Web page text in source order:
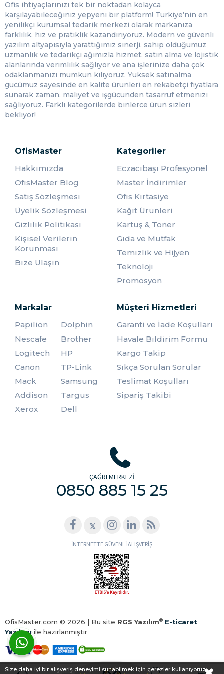
WhatsApp ile Hemen Ulaş!
uygun fiyatlarla OfisMaster.com'da sizi bekliyor!
Kahve keyfinizi zenginleştirmek için ihtiyaç
duyduğunuz bu kahve kremasını en uygun
fiyatlarla satın almak için doğru
yerdesiniz. OfisMaster.com'da bu kaliteli kahve
kremasını en uygun fiyatlarla bulabilir ve kahve
deneyiminizi daha da özel hale
getirebilirsiniz. OfisMaster.com'un kullanıcı dostu
arayüzü ve güvenli ödeme seçenekleri sayesinde
siparişinizi kolayca tamamlayabilirsiniz. Hızlı ve
güvenilir teslimat hizmetiyle Coffee Mate Kahve
Kreması'nı en kısa sürede kapınıza
Ofis ihtiyaçlarınızı tek bir noktadan kolayca
karşılayabileceğiniz yepyeni bir platform! Türkiye’nin en
yenilikçi kurumsal tedarik merkezi olarak markanıza
farklılık, hız ve pratiklik kazandırıyoruz. Modern ve güvenli
yazılım altyapısıyla yarattığımız sinerji, sahip olduğumuz
uzmanlık ve tedarikçi ağımızla hizmet, satın alma ve lojistik
alanlarında verimlilik sağlıyor ve ana işlerinize daha çok
odaklanmanızı mümkün kılıyoruz. Yüksek satınalma
gücümüz sayesinde en kalite ürünleri en rekabetçi fiyatlara
sunarak zaman, maliyet ve işgücünden tasarruf etmenizi
sağlıyoruz. Farklı kategorilerde binlerce ürün sizleri
bekliyor!
OfisMaster
Hakkımızda
OfisMaster Blog
Satış Sözleşmesi
Üyelik Sözleşmesi
Gizlilik Politikası
Kişisel Verilerin
Korunması
Bize Ulaşın
Kategoriler
Eczacıbaşı Profesyonel
Master İndirimler
Ofis Kırtasiye
Kağıt Ürünleri
Kartuş & Toner
Gıda ve Mutfak
Temizlik ve Hijyen
Teknoloji
Promosyon
Markalar
Papilion
Dolphin
Nescafe
Brother
Logitech
HP
Canon
TP-Link
Mack
Samsung
Addison
Targus
Xerox
Dell
Müşteri Hizmetleri
Garanti ve İade Koşulları
Havale Bildirim Formu
Kargo Takip
Sıkça Sorulan Sorular
Teslimat Koşulları
Sipariş Takibi
ÇAĞRI MERKEZİ
0850 885 15 25
𝕏
İNTERNETTE GÜVENLİ ALIŞVERİŞ
OfisMaster.com © 2026 | Bu site RGS Yazılım® E-ticaret
Yazılımı ile hazırlanmıştır
Size daha iyi bir alışveriş deneyimi sunabilmek için çerezler kullanıyoruz.